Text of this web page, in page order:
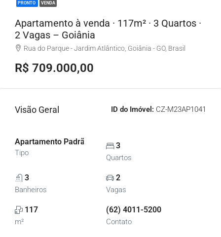
PRONTO VENDA
Apartamento à venda · 117m² · 3 Quartos ·
2 Vagas – Goiânia
Rua do Parque - Jardim Atlântico, Goiânia - GO, Brasil
R$ 709.000,00
Visão Geral ID do Imóvel: CZ-M23AP1041
Apartamento Padrão, Apartamentos
Tipo
3
Quartos
3
Banheiros
2
Vagas
117
m²
(62) 4011-5200
Contato